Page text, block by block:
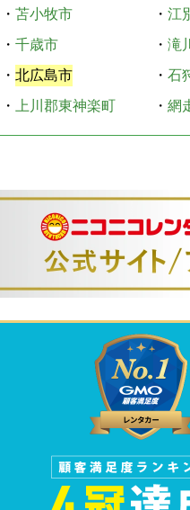
・ 苫小牧市 ・ 江
・ 千歳市 ・ 滝
・ 北広島市 ・ 石
・
上川郡東神楽町 ・ 網